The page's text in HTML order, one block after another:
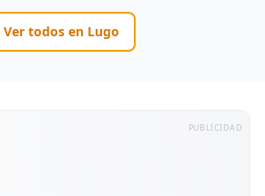
Ver todos en Lugo
PUBLICIDAD